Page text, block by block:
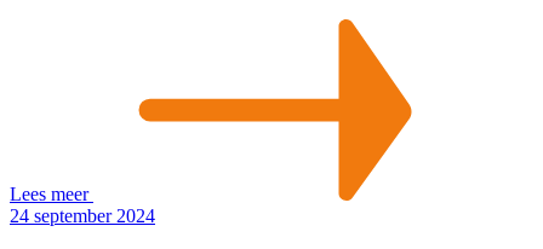
Lees meer
24 september 2024